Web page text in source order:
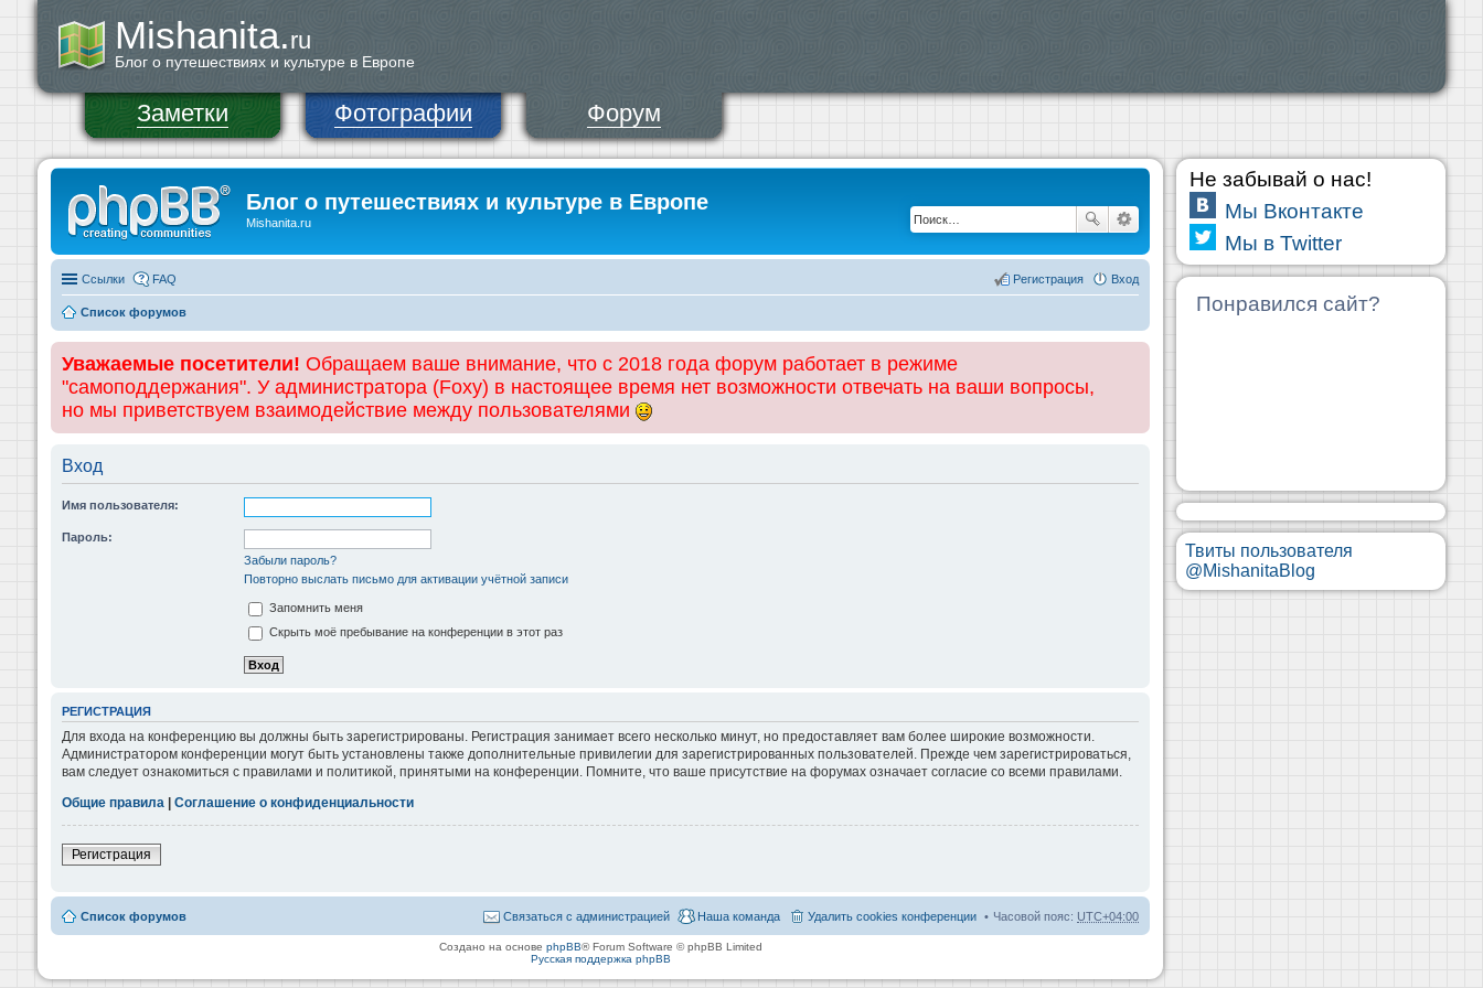
Mishanita.ru
Блог о путешествиях и культуре в Европе
Заметки Фотографии Форум
Блог о путешествиях и культуре в Европе
Mishanita.ru
Ссылки FAQ Вход
Регистрация
Список форумов
Уважаемые посетители! Обращаем ваше внимание, что с 2018 года форум работает в режиме
"самоподдержания". У администратора (Foxy) в настоящее время нет возможности отвечать на ваши вопросы,
но мы приветствуем взаимодействие между пользователями
Вход
Имя пользователя:
Пароль:
Забыли пароль?
Повторно выслать письмо для активации учётной записи
Запомнить меня
Скрыть моё пребывание на конференции в этот раз
РЕГИСТРАЦИЯ
Для входа на конференцию вы должны быть зарегистрированы. Регистрация занимает всего несколько минут, но предоставляет вам более широкие возможности.
Администратором конференции могут быть установлены также дополнительные привилегии для зарегистрированных пользователей. Прежде чем зарегистрироваться,
вам следует ознакомиться с правилами и политикой, принятыми на конференции. Помните, что ваше присутствие на форумах означает согласие со всеми правилами.
Общие правила
Соглашение о конфиденциальности
Регистрация
Список форумов Часовой пояс: UTC+04:00
Удалить cookies конференции
Наша команда
Связаться с администрацией
Создано на основе phpBB® Forum Software © phpBB Limited
Русская поддержка phpBB
Не забывай о нас!
Мы Вконтакте
Мы в Twitter
Понравился сайт?
Твиты пользователя
@MishanitaBlog